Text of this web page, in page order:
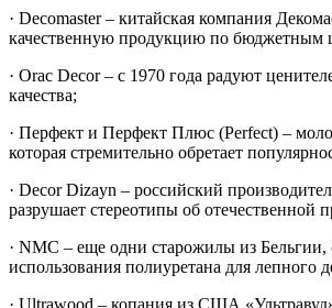
· Decomaster – китайская компания
качественную продукцию по бюджетным
· Orac Decor – с 1970 года радуют
качества;
· Перфект и Перфект Плюс (Perfect) –
которая стремительно обретает
· Decor Dizayn – российский
разрушает стереотипы об отечественной
· NMC – еще одни старожилы из Бельгии,
использования полиуретана для лепного